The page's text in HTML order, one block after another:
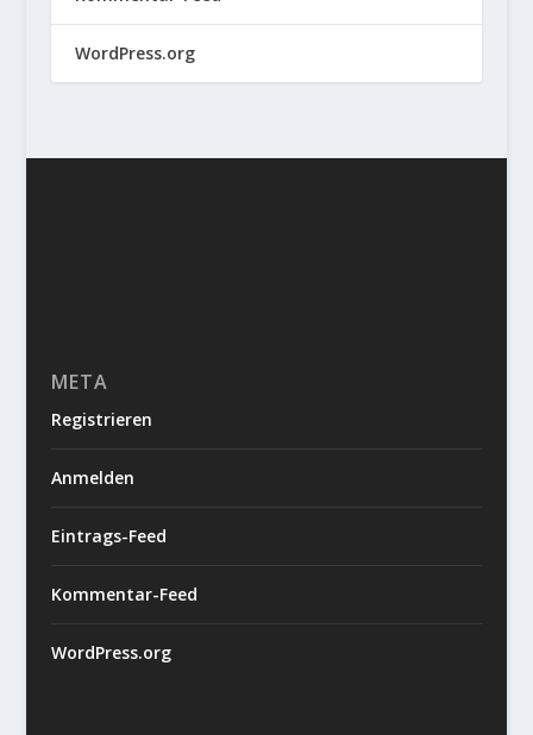
WordPress.org
META
Registrieren
Anmelden
Eintrags-Feed
Kommentar-Feed
WordPress.org